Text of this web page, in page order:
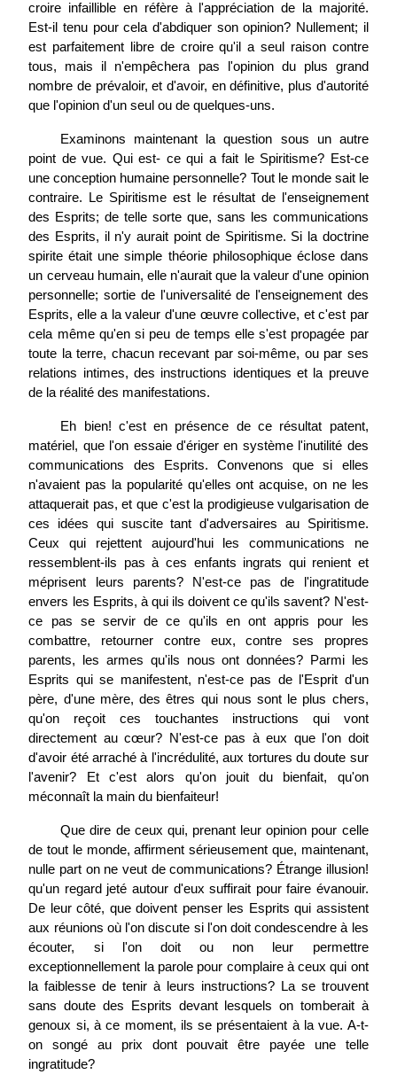
croire infaillible en réfère à l'appréciation de la majorité.
Est-il tenu pour cela d'abdiquer son opinion? Nullement; il
est parfaitement libre de croire qu'il a seul raison contre
tous, mais il n'empêchera pas l'opinion du plus grand
nombre de prévaloir, et d'avoir, en définitive, plus d'autorité
que l'opinion d'un seul ou de quelques-uns.
Examinons maintenant la question sous un autre
point de vue. Qui est- ce qui a fait le Spiritisme? Est-ce
une conception humaine personnelle? Tout le monde sait le
contraire. Le Spiritisme est le résultat de l'enseignement
des Esprits; de telle sorte que, sans les communications
des Esprits, il n'y aurait point de Spiritisme. Si la doctrine
spirite était une simple théorie philosophique éclose dans
un cerveau humain, elle n'aurait que la valeur d'une opinion
personnelle; sortie de l'universalité de l'enseignement des
Esprits, elle a la valeur d'une œuvre collective, et c'est par
cela même qu'en si peu de temps elle s'est propagée par
toute la terre, chacun recevant par soi-même, ou par ses
relations intimes, des instructions identiques et la preuve
de la réalité des manifestations.
Eh bien! c'est en présence de ce résultat patent,
matériel, que l'on essaie d'ériger en système l'inutilité des
communications des Esprits. Convenons que si elles
n'avaient pas la popularité qu'elles ont acquise, on ne les
attaquerait pas, et que c'est la prodigieuse vulgarisation de
ces idées qui suscite tant d'adversaires au Spiritisme.
Ceux qui rejettent aujourd'hui les communications ne
ressemblent-ils pas à ces enfants ingrats qui renient et
méprisent leurs parents? N'est-ce pas de l'ingratitude
envers les Esprits, à qui ils doivent ce qu'ils savent? N'est-
ce pas se servir de ce qu'ils en ont appris pour les
combattre, retourner contre eux, contre ses propres
parents, les armes qu'ils nous ont données? Parmi les
Esprits qui se manifestent, n'est-ce pas de l'Esprit d'un
père, d'une mère, des êtres qui nous sont le plus chers,
qu'on reçoit ces touchantes instructions qui vont
directement au cœur? N'est-ce pas à eux que l'on doit
d'avoir été arraché à l'incrédulité, aux tortures du doute sur
l'avenir? Et c'est alors qu'on jouit du bienfait, qu'on
méconnaît la main du bienfaiteur!
Que dire de ceux qui, prenant leur opinion pour celle
de tout le monde, affirment sérieusement que, maintenant,
nulle part on ne veut de communications? Étrange illusion!
qu'un regard jeté autour d'eux suffirait pour faire évanouir.
De leur côté, que doivent penser les Esprits qui assistent
aux réunions où l'on discute si l'on doit condescendre à les
écouter, si l'on doit ou non leur permettre
exceptionnellement la parole pour complaire à ceux qui ont
la faiblesse de tenir à leurs instructions? La se trouvent
sans doute des Esprits devant lesquels on tomberait à
genoux si, à ce moment, ils se présentaient à la vue. A-t-
on songé au prix dont pouvait être payée une telle
ingratitude?